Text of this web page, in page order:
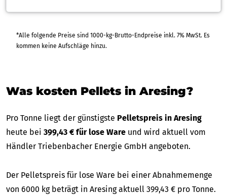
*Alle folgende Preise sind 1000-kg-Brutto-Endpreise inkl. 7% MwSt. Es
kommen keine Aufschläge hinzu.
Was kosten Pellets in Aresing?
Pro Tonne liegt der günstigste Pelletspreis in Aresing
heute bei 399,43 € für lose Ware und wird aktuell vom
Händler Triebenbacher Energie GmbH angeboten.
Der Pelletspreis für lose Ware bei einer Abnahmemenge
von 6000 kg beträgt in Aresing aktuell 399,43 € pro Tonne.